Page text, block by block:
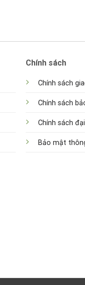
Chính sách
Chính sách
Chính sách
Chính sách
Bảo mật